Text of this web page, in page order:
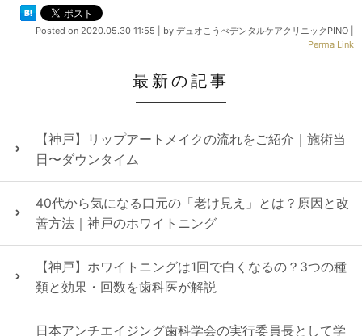
Posted on 2020.05.30 11:55 by デュオこうべデンタルケアクリニックPINO
Perma Link
最新の記事
【神戸】リップアートメイクの流れをご紹介｜施術当
日〜ダウンタイム
40代から気になる口元の「老け見え」とは？原因と改
善方法｜神戸のホワイトニング
【神戸】ホワイトニングは1回で白くなるの？3つの種
類と効果・回数を歯科医が解説
日本アンチエイジング歯科学会の実行委員長として学